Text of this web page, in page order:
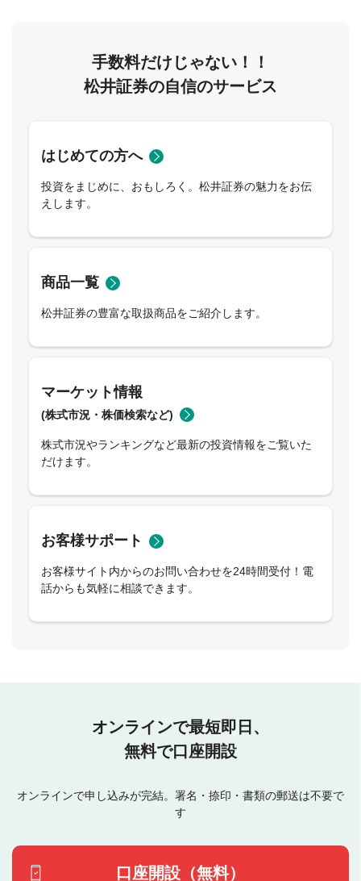
手数料だけじゃない！！
松井証券の自信のサービス
はじめての方へ
投資をまじめに、おもしろく。松井証券の魅力をお伝
えします。
商品一覧
松井証券の豊富な取扱商品をご紹介します。
マーケット情報
(株式市況・株価検索など)
株式市況やランキングなど最新の投資情報をご覧いた
だけます。
お客様サポート
お客様サイト内からのお問い合わせを24時間受付！電
話からも気軽に相談できます。
オンラインで最短即日、
無料で口座開設
オンラインで申し込みが完結。署名・捺印・書類の郵送は不要で
す
口座開設（無料）